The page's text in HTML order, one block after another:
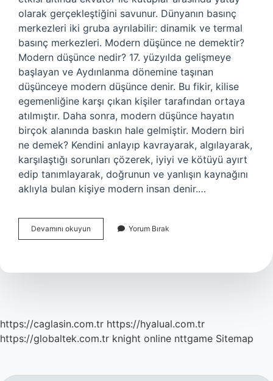
olarak gerçekleştiğini savunur. Dünyanın basınç
merkezleri iki gruba ayrılabilir: dinamik ve termal
basınç merkezleri. Modern düşünce ne demektir?
Modern düşünce nedir? 17. yüzyılda gelişmeye
başlayan ve Aydınlanma dönemine taşınan
düşünceye modern düşünce denir. Bu fikir, kilise
egemenliğine karşı çıkan kişiler tarafından ortaya
atılmıştır. Daha sonra, modern düşünce hayatın
birçok alanında baskın hale gelmiştir. Modern biri
ne demek? Kendini anlayıp kavrayarak, algılayarak,
karşılaştığı sorunları çözerek, iyiyi ve kötüyü ayırt
edip tanımlayarak, doğrunun ve yanlışın kaynağını
aklıyla bulan kişiye modern insan denir.…
Devamını okuyun
Görüş
Yorum Bırak
https://caglasin.com.tr https://hyalual.com.tr
https://globaltek.com.tr knight online nttgame Sitemap